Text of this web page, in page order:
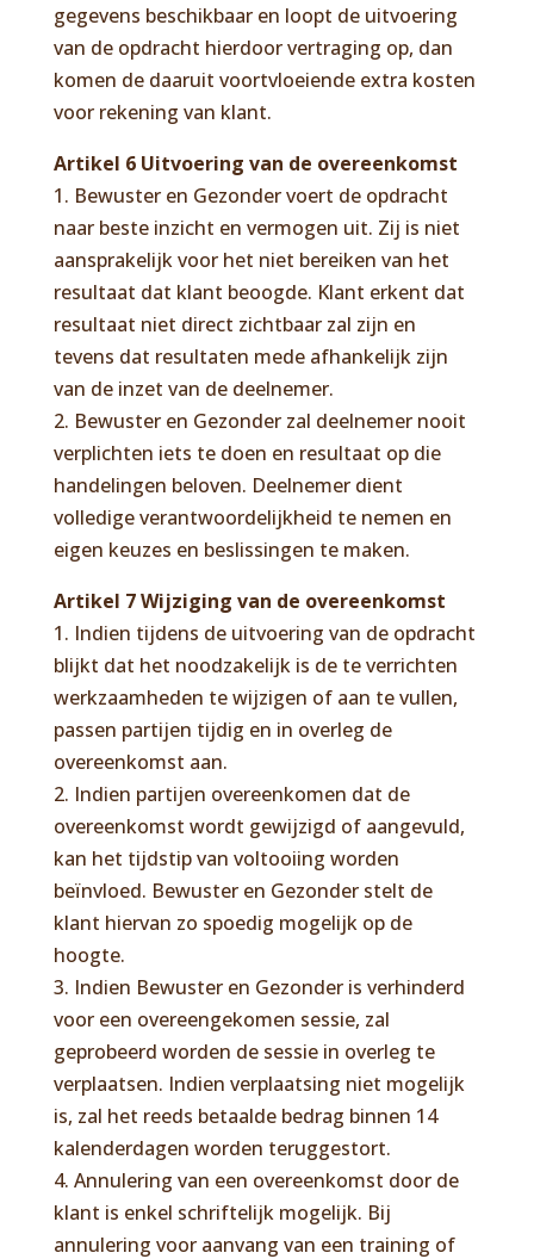
gegevens beschikbaar en loopt de uitvoering
van de opdracht hierdoor vertraging op, dan
komen de daaruit voortvloeiende extra kosten
voor rekening van klant.
Artikel 6 Uitvoering van de overeenkomst
1. Bewuster en Gezonder voert de opdracht
naar beste inzicht en vermogen uit. Zij is niet
aansprakelijk voor het niet bereiken van het
resultaat dat klant beoogde. Klant erkent dat
resultaat niet direct zichtbaar zal zijn en
tevens dat resultaten mede afhankelijk zijn
van de inzet van de deelnemer.
2. Bewuster en Gezonder zal deelnemer nooit
verplichten iets te doen en resultaat op die
handelingen beloven. Deelnemer dient
volledige verantwoordelijkheid te nemen en
eigen keuzes en beslissingen te maken.
Artikel 7 Wijziging van de overeenkomst
1. Indien tijdens de uitvoering van de opdracht
blijkt dat het noodzakelijk is de te verrichten
werkzaamheden te wijzigen of aan te vullen,
passen partijen tijdig en in overleg de
overeenkomst aan.
2. Indien partijen overeenkomen dat de
overeenkomst wordt gewijzigd of aangevuld,
kan het tijdstip van voltooiing worden
beïnvloed. Bewuster en Gezonder stelt de
klant hiervan zo spoedig mogelijk op de
hoogte.
3. Indien Bewuster en Gezonder is verhinderd
voor een overeengekomen sessie, zal
geprobeerd worden de sessie in overleg te
verplaatsen. Indien verplaatsing niet mogelijk
is, zal het reeds betaalde bedrag binnen 14
kalenderdagen worden teruggestort.
4. Annulering van een overeenkomst door de
klant is enkel schriftelijk mogelijk. Bij
annulering voor aanvang van een training of